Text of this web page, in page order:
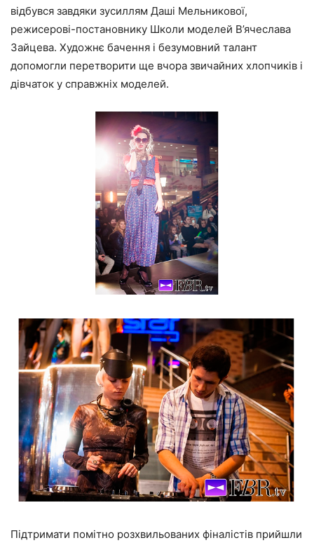
відбувся завдяки зусиллям Даші Мельникової,
режисерові-постановнику Школи моделей В’ячеслава
Зайцева. Художнє бачення і безумовний талант
допомогли перетворити ще вчора звичайних хлопчиків і
дівчаток у справжніх моделей.
Підтримати помітно розхвильованих фіналістів прийшли